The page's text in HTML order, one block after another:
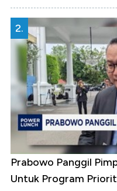
2.
Prabowo Panggil
Untuk Program